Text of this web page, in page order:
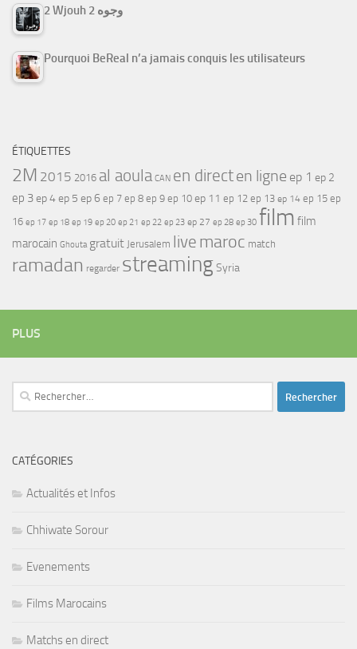
2 Wjouh 2 وجوه
Pourquoi BeReal n’a jamais conquis les utilisateurs
ÉTIQUETTES
2M 2015 2016 al aoula CAN en directen ligne ep 1 ep 2
ep 3ep 4ep 5 ep 6 ep 7 ep 8 ep 9 ep 10 ep 11 ep 12 ep 13 ep 14 ep 15 ep
16 ep 17 ep 18 ep 19 ep 20 ep 21 ep 22 ep 23 ep 27 ep 28 ep 30 film film
marocain Ghouta gratuit Jerusalem live maroc match
ramadan regarder streamingSyria
PLUS
Rechercher :
CATÉGORIES
Actualités et Infos
Chhiwate Sorour
Evenements
Films Marocains
Matchs en direct